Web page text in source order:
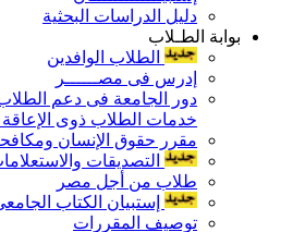
دليل الدراسات البحثية
بوابة الطـلاب
الطلاب الوافدين
إدرس فى مصــــــر
دور الجامعة فى دعم
خدمات الطلاب ذوى
مقرر حقوق الإنسان
التصديقات
طلاب من أجل مصر
إستبيان الكتاب
توصيف المقررات